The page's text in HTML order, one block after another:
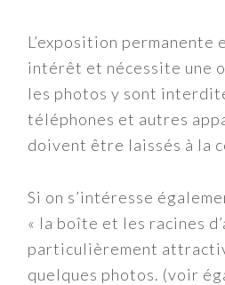
L’exposition permanente
intérêt et nécessite une
les photos y sont
téléphones et autres
doivent être laissés à la
Si on s’intéresse
« la boîte et les racines
particulièrement
quelques photos. (voir